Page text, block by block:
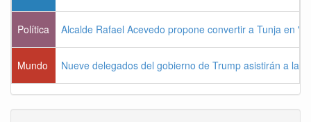
Política Alcalde Rafael Acevedo propone convertir a Tunja en
Mundo Nueve delegados del gobierno de Trump asistirán a la